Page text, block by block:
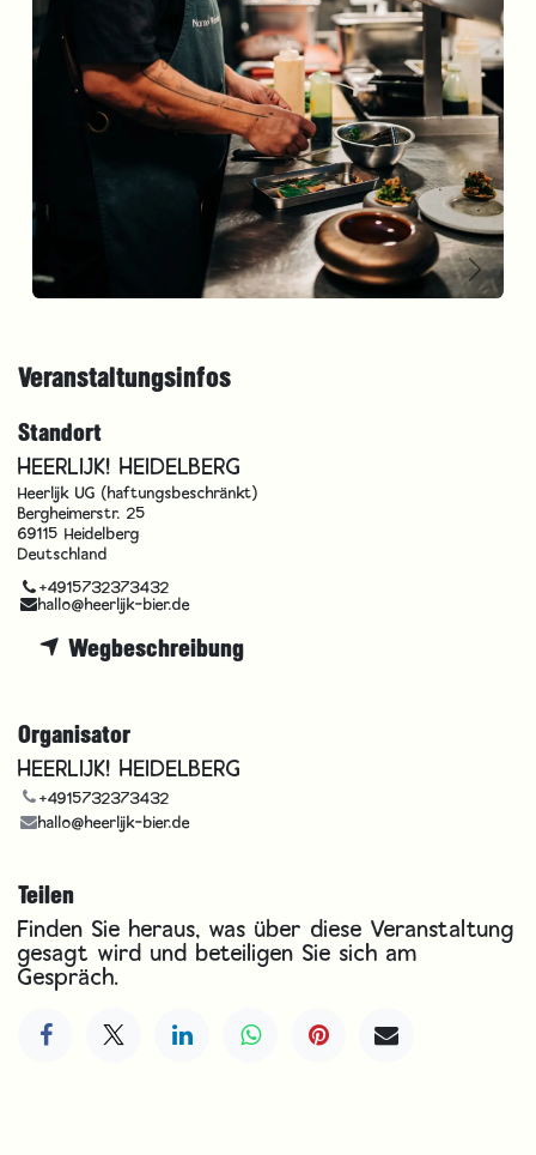
Vorherige
Veranstaltungsinfos
Standort
HEERLIJK! HEIDELBERG
Heerlijk UG (haftungsbeschränkt)
Bergheimerstr. 25
69115 Heidelberg
Deutschland
+4915732373432
hallo@heerlijk-bier.de
Wegbeschreibung
Organisator
HEERLIJK! HEIDELBERG
+4915732373432
hallo@heerlijk-bier.de
Teilen
Finden Sie heraus, was über diese Veranstaltung
gesagt wird und beteiligen Sie sich am
Gespräch.